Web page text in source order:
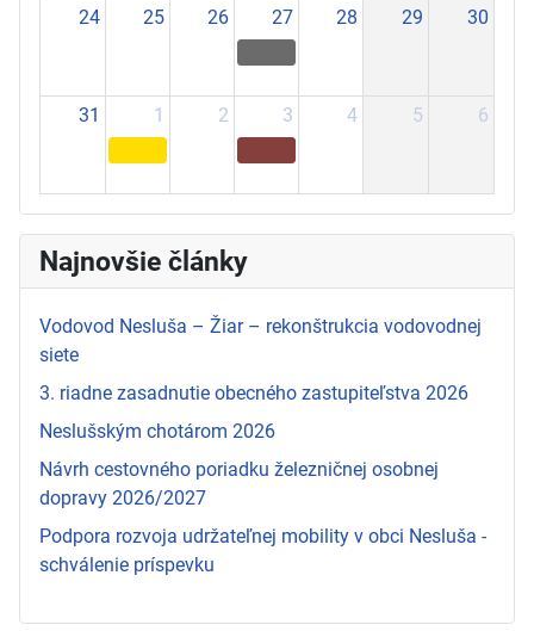
24 25 26 27 28 29 30
31 1 2 3 4 5 6
Najnovšie články
Vodovod Nesluša – Žiar – rekonštrukcia vodovodnej
siete
3. riadne zasadnutie obecného zastupiteľstva 2026
Neslušským chotárom 2026
Návrh cestovného poriadku železničnej osobnej
dopravy 2026/2027
Podpora rozvoja udržateľnej mobility v obci Nesluša -
schválenie príspevku